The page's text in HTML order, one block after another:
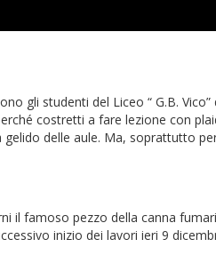
gli studenti del Liceo “ G.B. Vico”
costretti a fare lezione con
gelido delle aule. Ma, soprattutto
il famoso pezzo della canna
inizio dei lavori ieri 9